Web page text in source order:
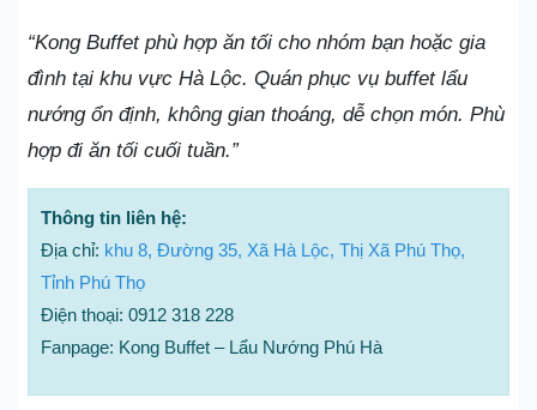
“Kong Buffet phù hợp ăn tối cho nhóm bạn hoặc gia
đình tại khu vực Hà Lộc. Quán phục vụ buffet lẩu
nướng ổn định, không gian thoáng, dễ chọn món. Phù
hợp đi ăn tối cuối tuần.”
Thông tin liên hệ:
Địa chỉ: khu 8, Đường 35, Xã Hà Lộc, Thị Xã Phú Thọ,
Tỉnh Phú Thọ
Điện thoại: 0912 318 228
Fanpage: Kong Buffet – Lẩu Nướng Phú Hà